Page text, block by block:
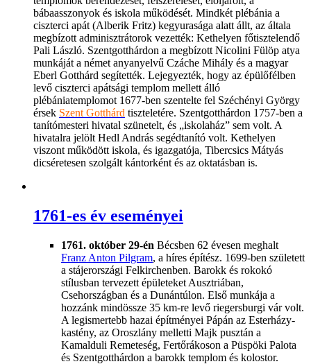
bábaasszonyok és iskola működését. Mindkét plébánia a
ciszterci apát (Alberik Fritz) kegyurasága alatt állt, az általa
megbízott adminisztrátorok vezették: Kethelyen főtisztelendő
Pali László. Szentgotthárdon a megbízott Nicolini Fülöp atya
munkáját a német anyanyelvű Czáche Mihály és a magyar
Eberl Gotthárd segítették. Lejegyezték, hogy az épülőfélben
levő ciszterci apátsági templom mellett álló
plébániatemplomot 1677-ben szentelte fel Széchényi György
érsek Szent Gotthárd tiszteletére. Szentgotthárdon 1757-ben a
tanítómesteri hivatal szünetelt, és „iskolaház” sem volt. A
hivatalra jelölt Hedl András segédtanító volt. Kethelyen
viszont működött iskola, és igazgatója, Tibercsics Mátyás
dicséretesen szolgált kántorként és az oktatásban is.
1761-es év eseményei
1761. október 29-én Bécsben 62 évesen meghalt
Franz Anton Pilgram, a híres építész. 1699-ben született
a stájerországi Felkirchenben. Barokk és rokokó
stílusban tervezett épületeket Ausztriában,
Csehországban és a Dunántúlon. Első munkája a
hozzánk mindössze 35 km-re levő riegersburgi vár volt.
A legismertebb hazai építményei Pápán az Esterházy-
kastény, az Oroszlány melletti Majk pusztán a
Kamalduli Remeteség, Fertőrákoson a Püspöki Palota
és Szentgotthárdon a barokk templom és kolostor.